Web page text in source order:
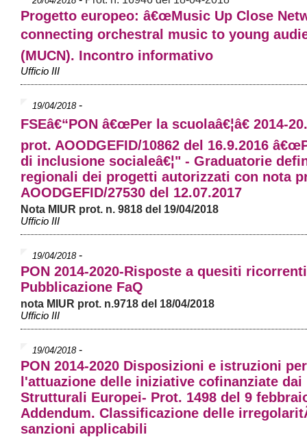
Progetto europeo: â€œMusic Up Close
connecting orchestral music to young
(MUCN). Incontro informativo
Ufficio III
19/04/2018-
FSEâ€“PON â€œPer la scuolaâ€¦â€ 2014-
prot. AOODGEFID/10862 del 16.9.2016
di inclusione socialeâ€¦" - Graduatorie
regionali dei progetti autorizzati con nota
AOODGEFID/27530 del 12.07.2017
Nota MIUR prot. n. 9818 del 19/04/2018
Ufficio III
19/04/2018-
PON 2014-2020-Risposte a quesiti
Pubblicazione FaQ
nota MIUR prot. n.9718 del 18/04/2018
Ufficio III
19/04/2018-
PON 2014-2020 Disposizioni e istruzioni per
l'attuazione delle iniziative cofinanziate dai
Strutturali Europei- Prot. 1498 del 9
Addendum. Classificazione delle
sanzioni applicabili